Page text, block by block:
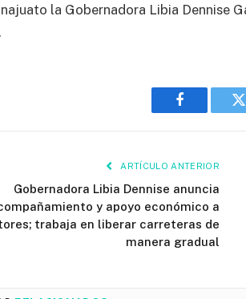
la Gobernadora Libia Dennise
Facebook
ARTÍCULO ANTERIOR
Gobernadora Libia Dennise anuncia
y apoyo económico a
trabaja en liberar carreteras de
manera gradual